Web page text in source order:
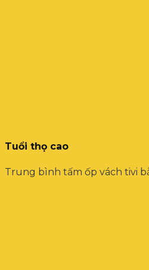
Tuổi thọ cao
Trung bình tấm ốp vách tivi